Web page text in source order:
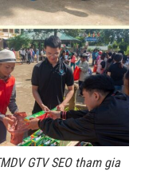
GTV SEO tham gia